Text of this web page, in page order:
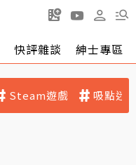
快評雜談 紳士專區
Steam遊戲 吸點迷